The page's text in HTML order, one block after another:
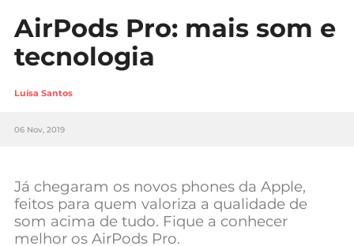
Carreira
Tecnologia
Negócios
AirPods Pro: mais som e
tecnologia
Luísa Santos
06 Nov, 2019
Já chegaram os novos phones da Apple,
feitos para quem valoriza a qualidade de
som acima de tudo. Fique a conhecer
melhor os AirPods Pro.